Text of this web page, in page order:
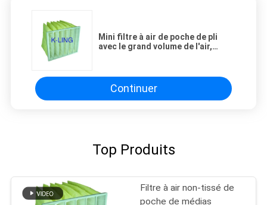
Mini filtre à air de poche de pli
avec le grand volume de l'air,
Continuer
Top Produits
Filtre à air non-tissé de
poche de médias